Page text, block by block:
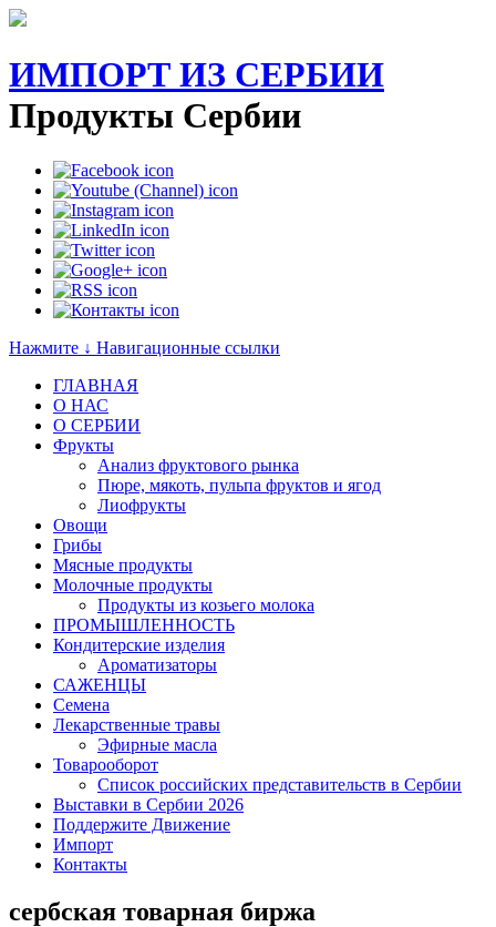
ИМПОРТ ИЗ СЕРБИИ
Продукты Сербии
Нажмите ↓ Навигационные ссылки
ГЛАВНАЯ
О НАС
O СЕРБИИ
Фрукты
Анализ фруктового рынка
Пюре, мякоть, пульпа фруктов и ягод
Лиофрукты
Овощи
Грибы
Мясные продукты
Молочные продукты
Продукты из козьего молока
ПРОМЫШЛЕННОСТЬ
Кондитерские изделия
Ароматизаторы
САЖЕНЦЫ
Семена
Лекарственные травы
Эфирные масла
Товарооборот
Список российских представительств в Сербии
Выставки в Сербии 2026
Поддержите Движение
Импорт
Контакты
сербская товарная биржа